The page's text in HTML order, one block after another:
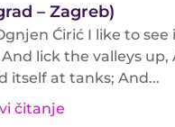
– Zagreb)
Ćirić I like to
And lick the valleys up,
itself at tanks; And...
čitanje